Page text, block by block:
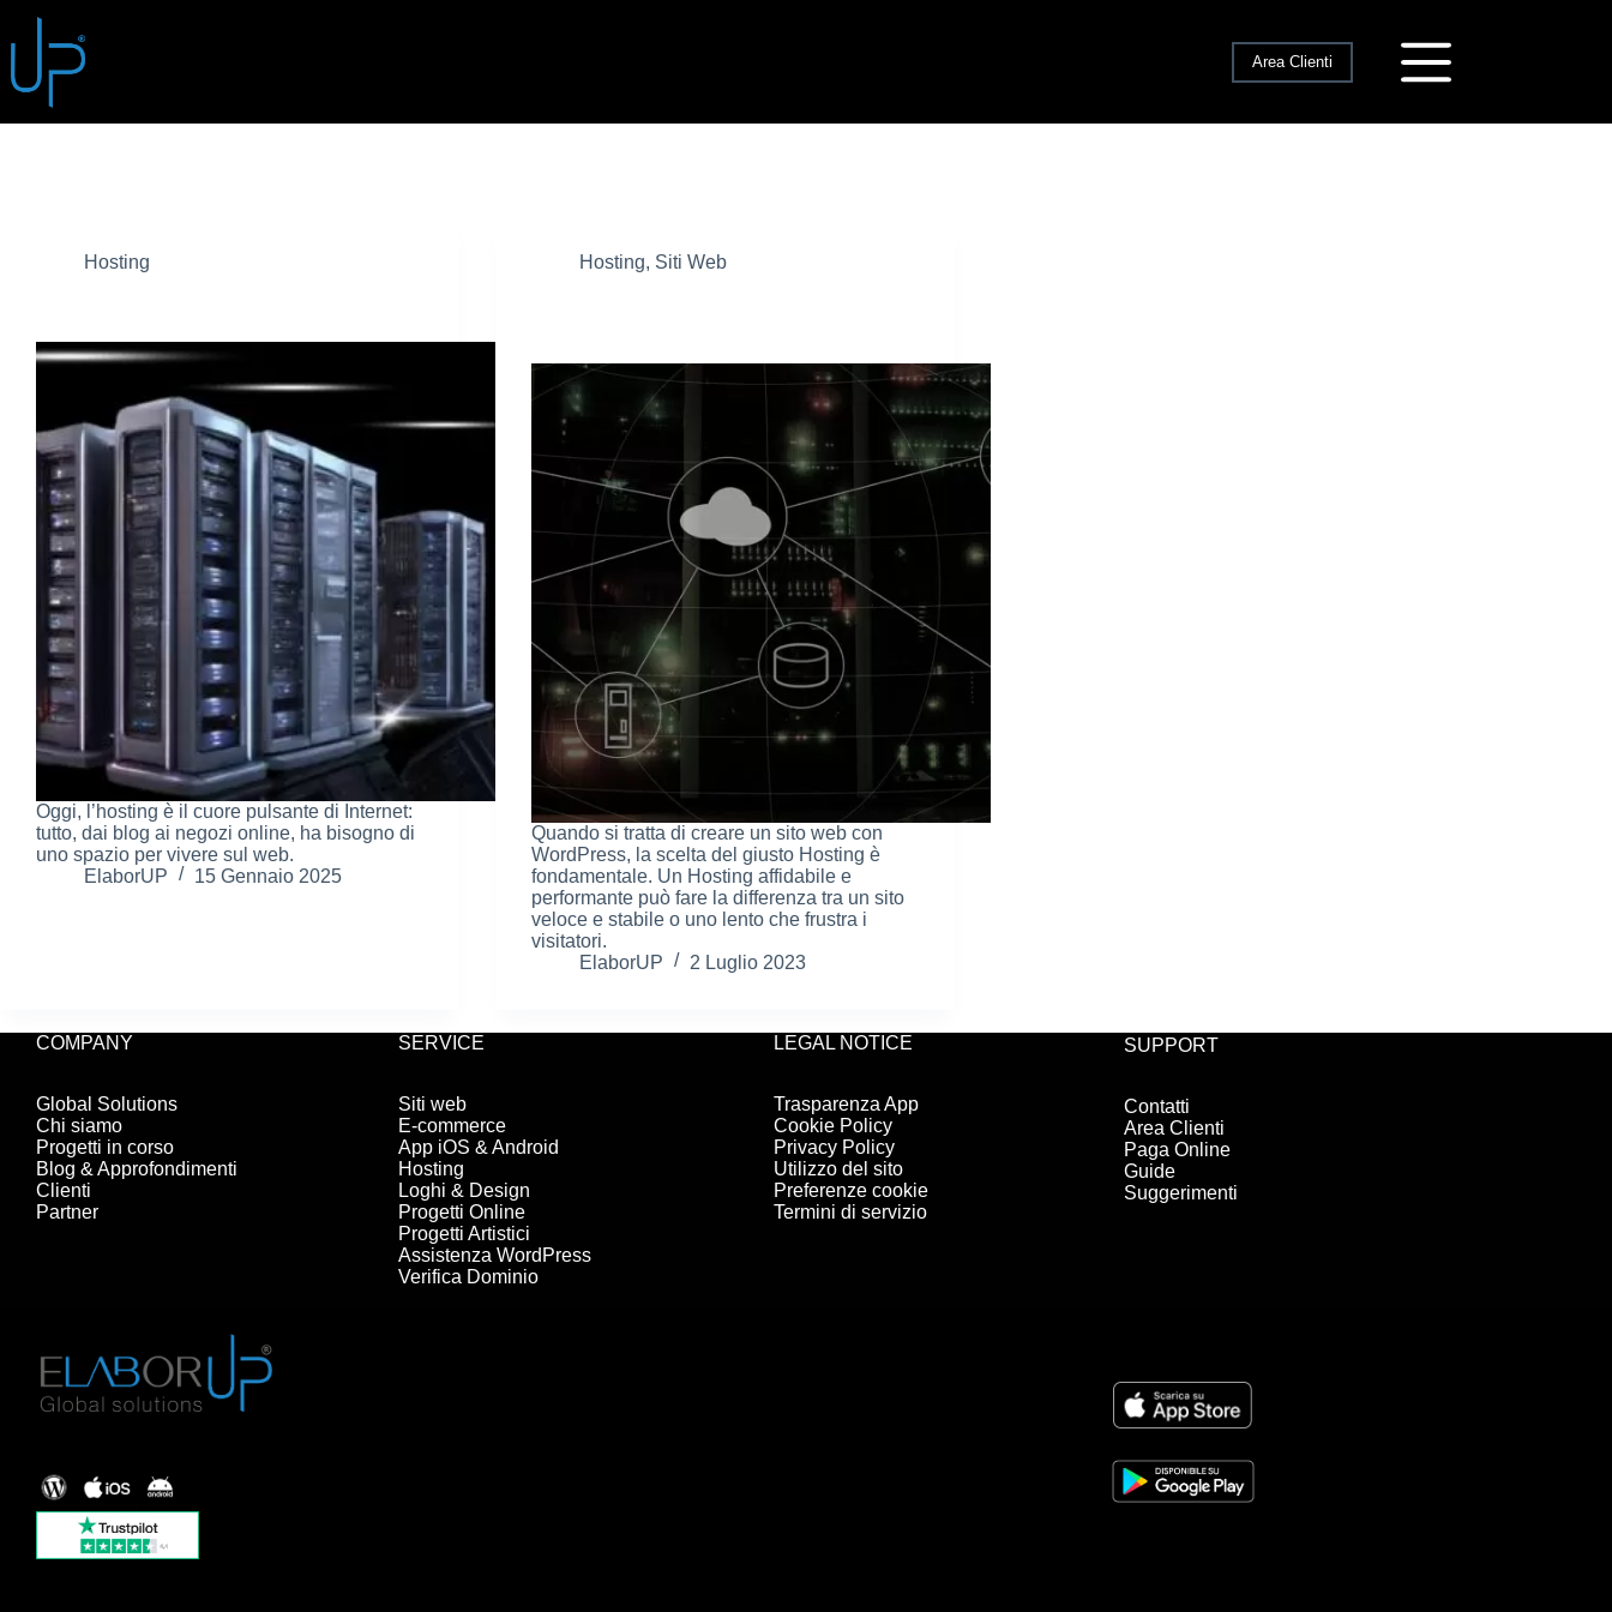
Area Clienti
Hosting
Oggi, l’hosting è il cuore pulsante di Internet:
tutto, dai blog ai negozi online, ha bisogno di
uno spazio per vivere sul web.
ElaborUP
15 Gennaio 2025
Hosting, Siti Web
Quando si tratta di creare un sito web con
WordPress, la scelta del giusto Hosting è
fondamentale. Un Hosting affidabile e
performante può fare la differenza tra un sito
veloce e stabile o uno lento che frustra i
visitatori.
ElaborUP
2 Luglio 2023
COMPANY
Global Solutions
Chi siamo
Progetti in corso
Blog & Approfondimenti
Clienti
Partner
SERVICE
Siti web
E-commerce
App iOS & Android
Hosting
Loghi & Design
Progetti Online
Progetti Artistici
Assistenza WordPress
Verifica Dominio
LEGAL NOTICE
Trasparenza App
Cookie Policy
Privacy Policy
Utilizzo del sito
Preferenze cookie
Termini di servizio
SUPPORT
Contatti
Area Clienti
Paga Online
Guide
Suggerimenti